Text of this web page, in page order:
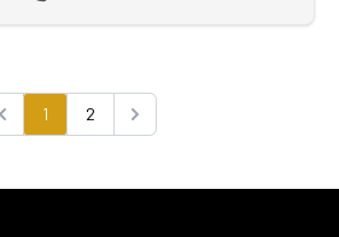
Previous
1 2
Next